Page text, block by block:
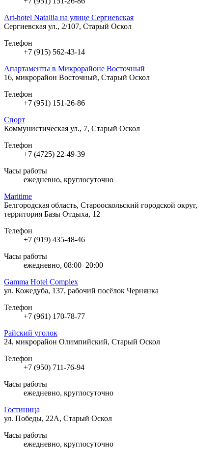
Art-hotel Nataliia на улице Сергиевская
Сергиевская ул., 2/107, Старый Оскол
Телефон
+7 (915) 562-43-14
Апартаменты в Микрорайоне Восточный
16, микрорайон Восточный, Старый Оскол
Телефон
+7 (951) 151-26-86
Спорт
Коммунистическая ул., 7, Старый Оскол
Телефон
+7 (4725) 22-49-39
Часы работы
ежедневно, круглосуточно
Maritime
Белгородская область, Старооскольский городской округ,
территория Базы Отдыха, 12
Телефон
+7 (919) 435-48-46
Часы работы
ежедневно, 08:00–20:00
Gamma Hotel Complex
ул. Кожедуба, 137, рабочий посёлок Чернянка
Телефон
+7 (961) 170-78-77
Райский уголок
24, микрорайон Олимпийский, Старый Оскол
Телефон
+7 (950) 711-76-94
Часы работы
ежедневно, круглосуточно
Гостиница
ул. Победы, 22А, Старый Оскол
Часы работы
ежедневно, круглосуточно